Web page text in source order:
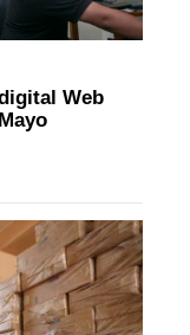
Web